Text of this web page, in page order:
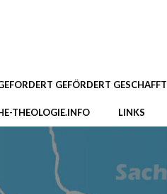
GEFÖRDERT GESCHAFFT
THEOLOGIE.INFO LINKS